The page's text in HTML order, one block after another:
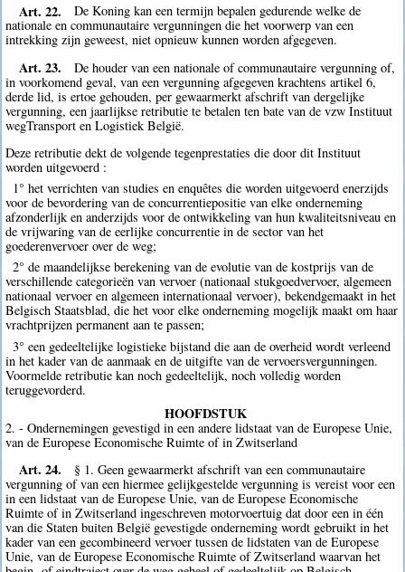
Art. 22.
De Koning kan een termijn bepalen gedurende welke de
nationale en communautaire vergunningen die het voorwerp van een
intrekking zijn geweest, niet opnieuw kunnen worden afgegeven.
Art. 23.
De houder van een nationale of communautaire vergunning of,
in voorkomend geval, van een vergunning afgegeven krachtens artikel 6,
derde lid, is ertoe gehouden, per gewaarmerkt afschrift van dergelijke
vergunning, een jaarlijkse retributie te betalen ten bate van de vzw Instituut
wegTransport en Logistiek België.
Deze retributie dekt de volgende tegenprestaties die door dit Instituut
worden uitgevoerd :
1° het verrichten van studies en enquêtes die worden uitgevoerd enerzijds
voor de bevordering van de concurrentiepositie van elke onderneming
afzonderlijk en anderzijds voor de ontwikkeling van hun kwaliteitsniveau en
de vrijwaring van de eerlijke concurrentie in de sector van het
goederenvervoer over de weg;
2° de maandelijkse berekening van de evolutie van de kostprijs van de
verschillende categorieën van vervoer (nationaal stukgoedvervoer, algemeen
nationaal vervoer en algemeen internationaal vervoer), bekendgemaakt in het
Belgisch Staatsblad, die het voor elke onderneming mogelijk maakt om haar
vrachtprijzen permanent aan te passen;
3° een gedeeltelijke logistieke bijstand die aan de overheid wordt verleend
in het kader van de aanmaak en de uitgifte van de vervoersvergunningen.
Voormelde retributie kan noch gedeeltelijk, noch volledig worden
teruggevorderd.
HOOFDSTUK
2. - Ondernemingen gevestigd in een andere lidstaat van de Europese Unie,
van de Europese Economische Ruimte of in Zwitserland
Art. 24.
§ 1. Geen gewaarmerkt afschrift van een communautaire
vergunning of van een hiermee gelijkgestelde vergunning is vereist voor een
in een lidstaat van de Europese Unie, van de Europese Economische
Ruimte of in Zwitserland ingeschreven motorvoertuig dat door een in één
van die Staten buiten België gevestigde onderneming wordt gebruikt in het
kader van een gecombineerd vervoer tussen de lidstaten van de Europese
Unie, van de Europese Economische Ruimte of Zwitserland waarvan het